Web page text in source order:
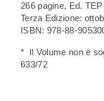
266 pagine, Ed.
Terza Edizione:
ISBN: 978-88-
* Il Volume non è
633/72